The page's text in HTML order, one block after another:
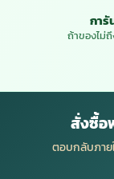
การั
ถ้าของไม่
สั่งซื้อ
ตอบกลับภาย